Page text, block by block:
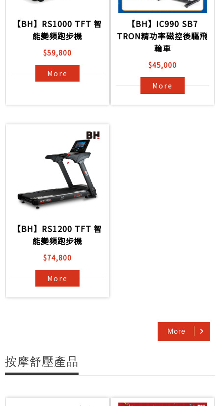
【BH】RS1000 TFT 智
能變頻跑步機
$59,800
More
【BH】IC990 SB7
TRON精功率磁控後驅飛
輪車
$45,000
More
【BH】RS1200 TFT 智
能變頻跑步機
$74,800
More
More
按摩舒壓產品